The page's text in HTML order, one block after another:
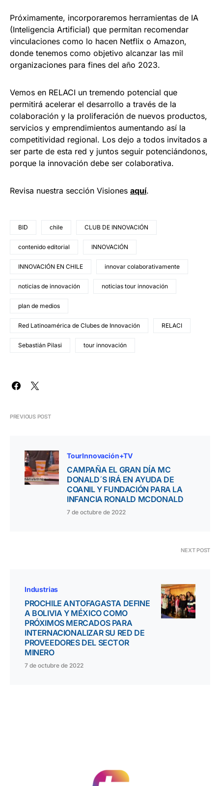
Próximamente, incorporaremos herramientas de IA
(Inteligencia Artificial) que permitan recomendar
vinculaciones como lo hacen Netflix o Amazon,
donde tenemos como objetivo alcanzar las mil
organizaciones para fines del año 2023.
Vemos en RELACI un tremendo potencial que
permitirá acelerar el desarrollo a través de la
colaboración y la proliferación de nuevos productos,
servicios y emprendimientos aumentando así la
competitividad regional. Los dejo a todos invitados a
ser parte de esta red y juntos seguir potenciándonos,
porque la innovación debe ser colaborativa.
Revisa nuestra sección Visiones aquí.
BID chile CLUB DE INNOVACIÓN
contenido editorial INNOVACIÓN
INNOVACIÓN EN CHILE innovar colaborativamente
noticias de innovación noticias tour innovación
plan de medios
Red Latinoamérica de Clubes de Innovación RELACI
Sebastián Pilasi tour innovación
PREVIOUS POST
TourInnovación+TV
CAMPAÑA EL GRAN DÍA MC
DONALD´S IRÁ EN AYUDA DE
COANIL Y FUNDACIÓN PARA LA
INFANCIA RONALD MCDONALD
7 de octubre de 2022
NEXT POST
Industrias
PROCHILE ANTOFAGASTA DEFINE
A BOLIVIA Y MÉXICO COMO
PRÓXIMOS MERCADOS PARA
INTERNACIONALIZAR SU RED DE
PROVEEDORES DEL SECTOR
MINERO
7 de octubre de 2022